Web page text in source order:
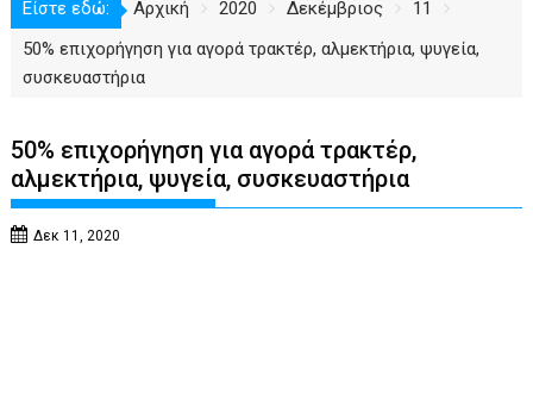
Είστε εδώ: Αρχική 2020 Δεκέμβριος
11
50% επιχορήγηση για αγορά τρακτέρ, αλμεκτήρια, ψυγεία,
συσκευαστήρια
50% επιχορήγηση για αγορά τρακτέρ,
αλμεκτήρια, ψυγεία, συσκευαστήρια
Δεκ 11, 2020